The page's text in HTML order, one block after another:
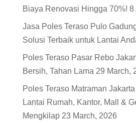
Biaya Renovasi Hingga 70%! 8
Jasa Poles Teraso Pulo
Solusi Terbaik untuk Lantai
Poles Teraso Pasar Rebo
Bersih, Tahan Lama 29 March,
Poles Teraso Matraman
Lantai Rumah, Kantor, Mall &
Mengkilap 23 March, 2026